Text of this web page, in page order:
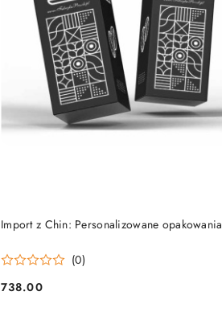
Import z Chin: Personalizowane opakowania
(0)
Cena:
738.00
DO KOSZYKA